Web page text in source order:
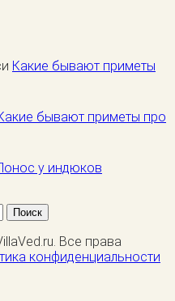
Какие бывают приметы
бывают приметы про
у индюков
Все права
конфиденциальности